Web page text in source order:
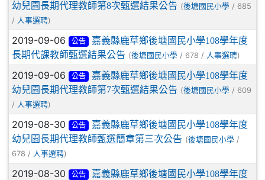
幼兒園長期代理教師第8次甄選結果公告 (後塘國民小學 / 685
/ 人事選聘)
2019-09-06 公告
嘉義縣鹿草鄉後塘國民小學108學年度
長期代課教師甄選結果公告 (後塘國民小學 / 678 / 人事選聘)
2019-09-06 公告
嘉義縣鹿草鄉後塘國民小學108學年度
幼兒園長期代理教師第7次甄選結果公告 (後塘國民小學 / 609
/ 人事選聘)
2019-08-30 公告
嘉義縣鹿草鄉後塘國民小學108學年度
幼兒園長期代理教師甄選簡章第三次公告 (後塘國民小學 /
678 / 人事選聘)
2019-08-30 公告
嘉義縣鹿草鄉後塘國民小學108學年度